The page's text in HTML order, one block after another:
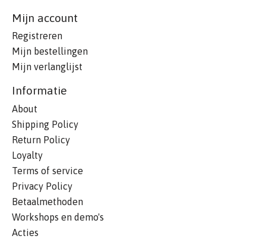
Mijn account
Registreren
Mijn bestellingen
Mijn verlanglijst
Informatie
About
Shipping Policy
Return Policy
Loyalty
Terms of service
Privacy Policy
Betaalmethoden
Workshops en demo's
Acties